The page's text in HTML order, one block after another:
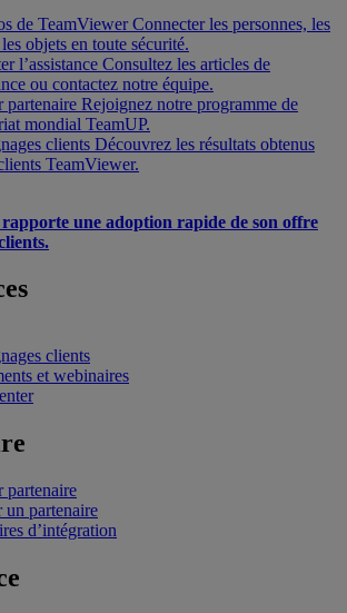
de TeamViewer Connecter les personnes, les
objets en toute sécurité.
l’assistance Consultez les articles de
ou contactez notre équipe.
partenaire Rejoignez notre programme de
mondial TeamUP.
clients Découvrez les résultats obtenus
TeamViewer.
une adoption rapide de son offre
clients
et webinaires
partenaire
un partenaire
d’intégration